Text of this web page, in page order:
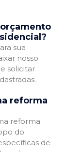
sua
nosso
solicitar
reforma
reforma
do
de